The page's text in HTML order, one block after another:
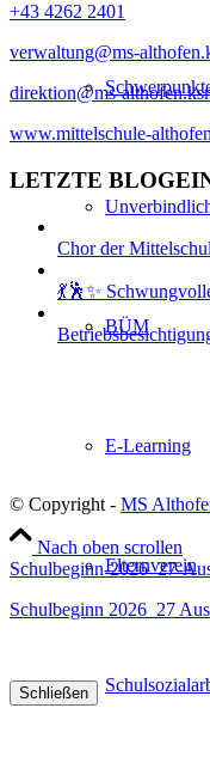
BÜM
E-Learning
Elternverein
+43 4262 2401
verwaltung@ms-
direktion@ms-
www.mittelschule-
LETZTE
Chor der
💃🕺✨
© Copyright - MS
Nach oben scrollen
Schulbeginn-2026_27-
Schulbeginn 2026_27
Schließen